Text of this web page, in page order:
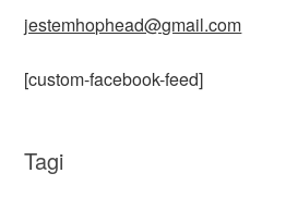
jestemhophead@gmail.com
[custom-facebook-feed]
Tagi